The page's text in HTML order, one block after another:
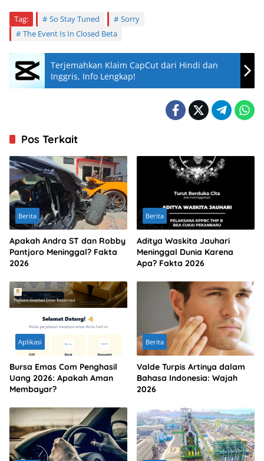
Tag: So Stay Tuned
Sorry
The Event Is In Closed Beta
Terjemahkan Klaim CapCut dari Hindi dan
Inggris, Info Lengkap!
Pos Terkait
Berita
Apakah Andra ST dan Robby
Pantjoro Meninggal? Fakta
2026
Berita
Aditya Waskita Jauhari
Meninggal Dunia Karena
Apa? Fakta 2026
Aplikasi
Bursa Emas Com Penghasil
Uang 2026: Apakah Aman
Membayar?
Berita
Valde Turpis Artinya dalam
Bahasa Indonesia: Wajah
2026